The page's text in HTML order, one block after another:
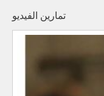
تمارين الفيديو